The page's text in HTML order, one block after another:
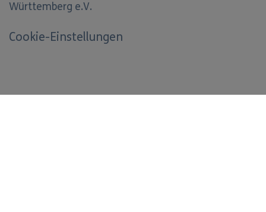
Württemberg e.V.
Cookie-Einstellungen